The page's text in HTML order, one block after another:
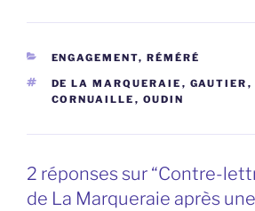
CATÉGORIES
ENGAGEMENT, RÉMÉRÉ
ÉTIQUETTES
DE LA MARQUERAIE , GAUTIER ,
CORNUAILLE , OUDIN
2 réponses sur “Contre-
de La Marqueraie après